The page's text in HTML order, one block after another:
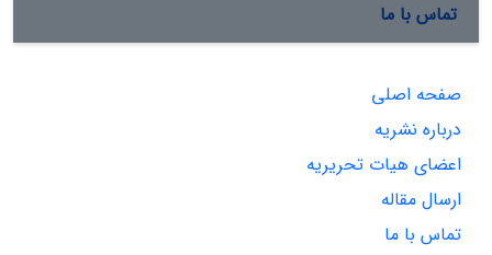
تماس با ما
صفحه اصلی
درباره نشریه
اعضای هیات تحریریه
ارسال مقاله
تماس با ما